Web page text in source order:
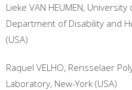
Lieke VAN HEUMEN,
Department of Disability and
(USA)
Raquel VELHO, Rensselaer
Laboratory, New-York (USA)